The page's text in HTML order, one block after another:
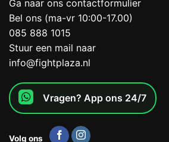
Ga naar ons contactformulier
Bel ons (ma-vr 10:00-17.00)
085 888 1015
Stuur een mail naar
info@fightplaza.nl
Vragen? App ons 24/7
Volg ons